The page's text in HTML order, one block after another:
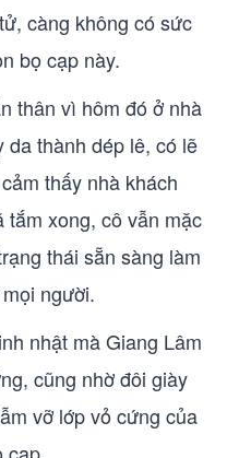
càng không có sức
bọ cạp này.
thân vì hôm đó ở nhà
da thành dép lê, có lẽ
thấy nhà khách
tắm xong, cô vẫn mặc
thái sẵn sàng làm
người.
nhật mà Giang Lâm
cũng nhờ đôi giày
vỡ lớp vỏ cứng của